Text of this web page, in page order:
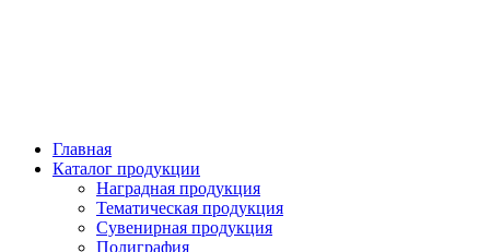
Главная
Каталог продукции
Наградная продукция
Тематическая продукция
Сувенирная продукция
Полиграфия